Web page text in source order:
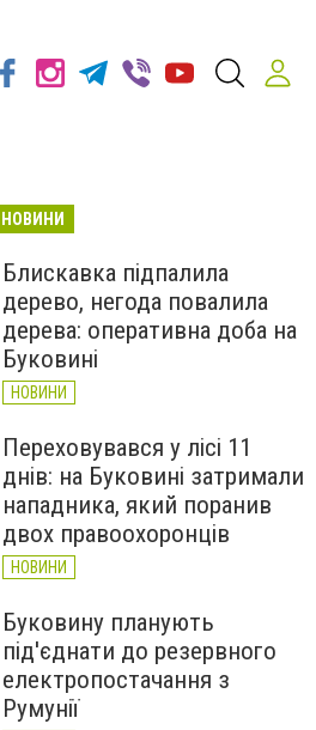
НОВИНИ
Блискавка підпалила
дерево, негода повалила
дерева: оперативна доба на
Буковині
НОВИНИ
Переховувався у лісі 11
днів: на Буковині затримали
нападника, який поранив
двох правоохоронців
НОВИНИ
Буковину планують
під'єднати до резервного
електропостачання з
Румунії